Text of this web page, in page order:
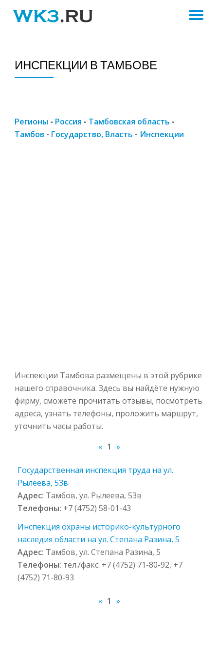
ИНСПЕКЦИИ В ТАМБОВЕ
Регионы - Россия - Тамбовская область -
Тамбов - Государство, Власть - Инспекции
Инспекции Тамбова размещены в этой рубрике
нашего справочника. Здесь вы найдёте нужную
фирму, сможете прочитать отзывы, посмотреть
адреса, узнать телефоны, проложить маршрут,
уточнить часы работы.
« 1 »
Государственная инспекция труда на ул.
Рылеева, 53в
Адрес: Тамбов, ул. Рылеева, 53в
Телефоны: +7 (4752) 58-01-43
Инспекция охраны историко-культурного
наследия области на ул. Степана Разина, 5
Адрес: Тамбов, ул. Степана Разина, 5
Телефоны: тел./факс: +7 (4752) 71-80-92, +7
(4752) 71-80-93
« 1 »